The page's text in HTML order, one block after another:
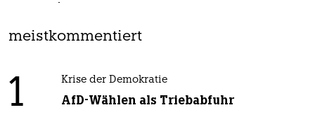
meistkommentiert
1 Krise der Demokratie
AfD-Wählen als Triebabfuhr